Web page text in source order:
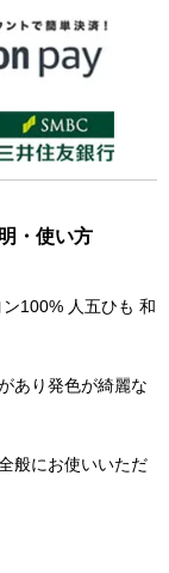
・使い方
ン100% 人五ひも 和
あり発色が綺麗な
般にお使いいただ